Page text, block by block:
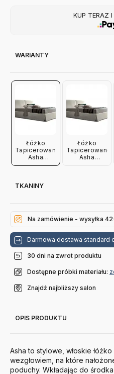
KUP TERAZ
WARIANTY
Łóżko
Tapicerowane
Asha
180X200 Cm
Łóżko
Tapicerowane
Asha
TKANINY
Na zamówienie - wysyłka
Darmowa dostawa standard
30 dni na zwrot produktu
Dostępne próbki materiału:
Znajdź najbliższy salon
OPIS PRODUKTU
Asha to stylowe, włoskie
wezgłowiem, na które
poduchy. Wkładając do